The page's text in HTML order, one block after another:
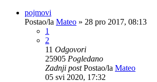
pojmovi
Postao/la Mateo » 28 pro 2017, 08:13
1
2
11 Odgovori
25905 Pogledano
Zadnji postPostao/la Mateo
05 svi 2020, 17:32